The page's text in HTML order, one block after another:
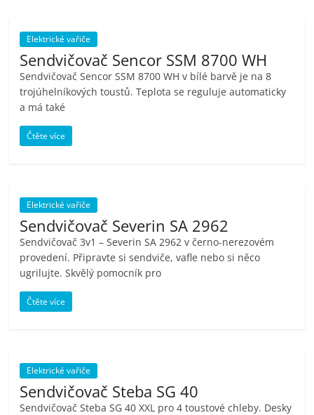
Elektrické vařiče
Sendvičovač Sencor SSM 8700 WH
Sendvičovač Sencor SSM 8700 WH v bílé barvě je na 8
trojúhelníkových toustů. Teplota se reguluje automaticky
a má také
Čtěte více
Elektrické vařiče
Sendvičovač Severin SA 2962
Sendvičovač 3v1 – Severin SA 2962 v černo-nerezovém
provedení. Připravte si sendviče, vafle nebo si něco
ugrilujte. Skvělý pomocník pro
Čtěte více
Elektrické vařiče
Sendvičovač Steba SG 40
Sendvičovač Steba SG 40 XXL pro 4 toustové chleby. Desky